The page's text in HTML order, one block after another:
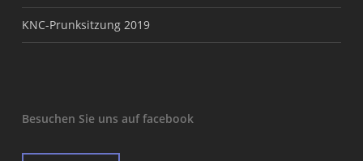
KNC-Prunksitzung 2019
Besuchen Sie uns auf facebook